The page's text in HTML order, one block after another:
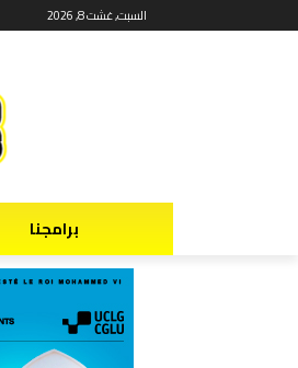
السبت, غشت 8, 2026
برامجنا